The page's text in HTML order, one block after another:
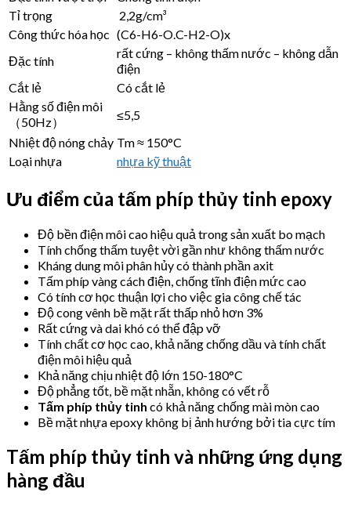
Tỉ trọng
2,2g/cm³
Công thức hóa học (C6-H6-O.C-H2-O)x
Đặc tính
rất cứng – không thấm nước – không dẫn
điện
Cắt lẻ
Có cắt lẻ
Hằng số điện môi
（50Hz）
≤5,5
Nhiệt độ nóng chảy Tm ≈ 150°C
Loại nhựa
nhựa kỹ thuật
Ưu điểm của tấm phíp thủy tinh epoxy
Độ bền điện môi cao hiệu quả trong sản xuất bo mạch
Tính chống thấm tuyệt vời gần như không thấm nước
Kháng dung môi phân hủy có thành phần axit
Tấm phíp vàng cách điện, chống tĩnh điện mức cao
Có tính cơ học thuận lợi cho việc gia công chế tác
Độ cong vênh bề mặt rất thấp nhỏ hơn 3%
Rất cứng và dai khó có thể đập vỡ
Tính chất cơ học cao, khả năng chống dầu và tính chất
điện môi hiệu quả
Khả năng chịu nhiệt độ lớn 150-180°C
Độ phẳng tốt, bề mặt nhẵn, không có vết rỗ
Tấm phíp thủy tinh có khả năng chống mài mòn cao
Bề mặt nhựa epoxy không bị ảnh hướng bởi tia cực tím
Tấm phíp thủy tinh và những ứng dụng
hàng đầu